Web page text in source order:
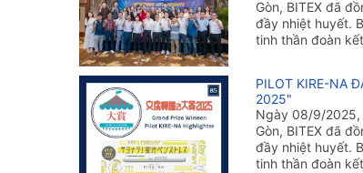
Gòn, BITEX đã
đầy nhiệt huyết.
tinh thần đoàn
PILOT KIRE-NA
2025"
Ngày 08/9/2025,
Gòn, BITEX đã
đầy nhiệt huyết.
tinh thần đoàn